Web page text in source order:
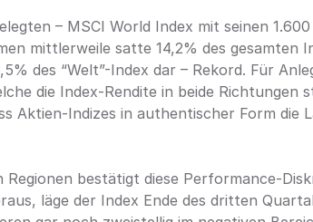
– MSCI World Index mit seinen
mittlerweile satte 14,2% des gesamten
des “Welt”-Index dar – Rekord. Für
die Index-Rendite in beide Richtungen
Aktien-Indizes in authentischer Form die
Regionen bestätigt diese Performance-
läge der Index Ende des dritten